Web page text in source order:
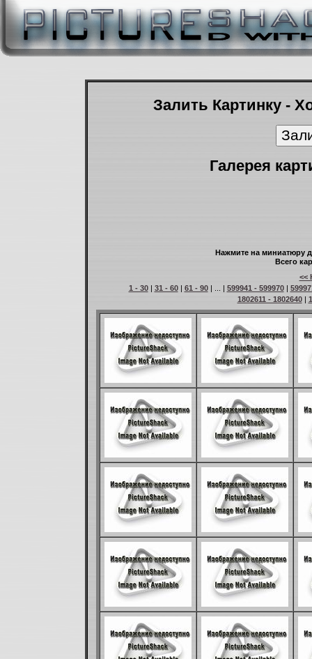
Залить Картинку -
Галерея
Нажмите на миниатюру
Всего
<<
1 - 30| 31 - 60| 61 - 90| ... | 599941 - 599970|
1802611 - 1802640|